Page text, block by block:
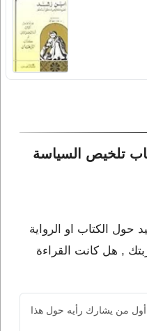
تلخيص السياسة
حول الكتاب او الرواية
, هل كانت القراءة
من يشارك رأيه حول هذا